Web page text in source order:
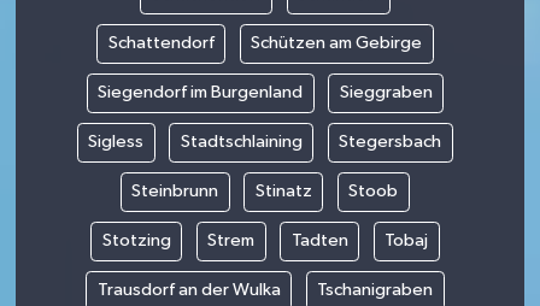
Schattendorf Schützen am Gebirge
Siegendorf im Burgenland Sieggraben
Sigless Stadtschlaining Stegersbach
Steinbrunn Stinatz Stoob
Stotzing Strem Tadten Tobaj
Trausdorf an der Wulka Tschanigraben